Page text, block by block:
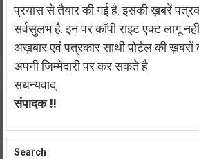
प्रयास से तैयार की गई है. इसकी ख़बरें
सर्वसुलभ है. इन पर कॉपी राइट एक्ट लागू
अख़बार एवं पत्रकार साथी पोर्टल की
अपनी जिम्मेदारी पर कर सकते है.
सधन्यवाद,
संपादक !!
Search